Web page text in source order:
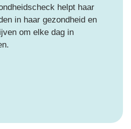
helpt haar
in haar gezondheid en
om elke dag in